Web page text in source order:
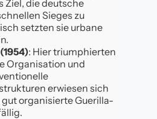
Ziel, die deutsche
Sieges zu
setzten sie urbane
: Hier triumphierten
Organisation und
erwiesen sich
organisierte Guerilla-